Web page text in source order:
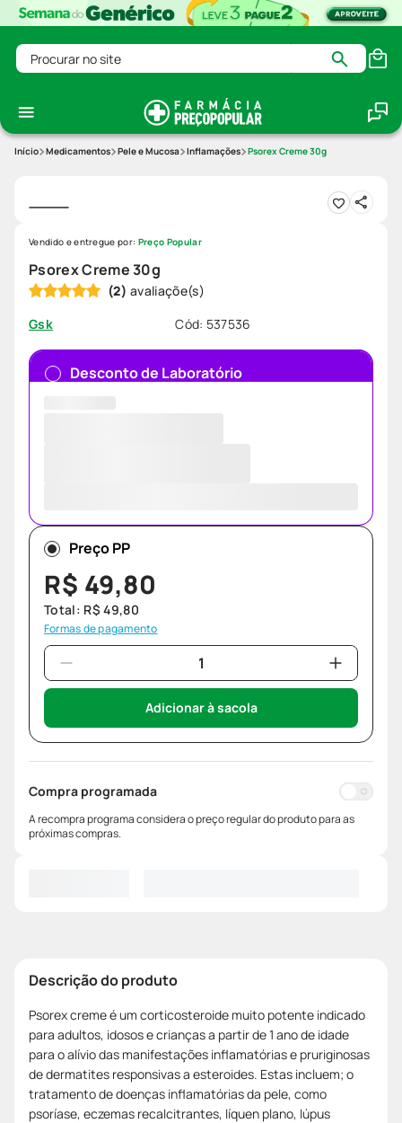
Procurar no site
Medicamentos Pele e Mucosa Inflamações Psorex Creme 30g
Psorex Creme 30g
(2)
Gsk
Cód: 537536
Vendido e entregue por: Preço Popular
Desconto de Laboratório
Preço PP
R$ 49,80
Total: R$ 49,80
Formas de pagamento
Adicionar à sacola
Compra programada
A recompra programa considera o preço regular do produto para as
próximas compras.
Descrição do produto
Psorex creme é um corticosteroide muito potente indicado
para adultos, idosos e crianças a partir de 1 ano de idade
para o alívio das manifestações inflamatórias e pruriginosas
de dermatites responsivas a esteroides. Estas incluem; o
tratamento de doenças inflamatórias da pele, como
psoríase, eczemas recalcitrantes, líquen plano, lúpus